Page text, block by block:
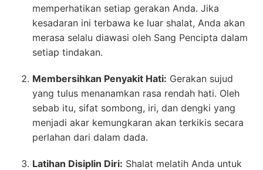
memperhatikan setiap gerakan Anda. Jika
kesadaran ini terbawa ke luar shalat, Anda akan
merasa selalu diawasi oleh Sang Pencipta dalam
setiap tindakan.
Membersihkan Penyakit Hati: Gerakan sujud
yang tulus menanamkan rasa rendah hati. Oleh
sebab itu, sifat sombong, iri, dan dengki yang
menjadi akar kemungkaran akan terkikis secara
perlahan dari dalam dada.
Latihan Disiplin Diri: Shalat melatih Anda untuk